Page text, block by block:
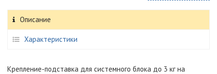
Описание
Характеристики
Крепление-подставка для системного блока до 3 кг на